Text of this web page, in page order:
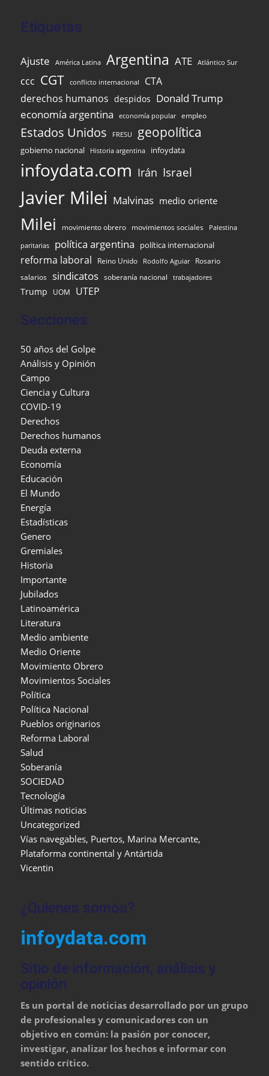
Etiquetas
Ajuste América Latina Argentina ATE Atlántico Sur
ccc CGT conflicto internacional
CTA
derechos humanos despidos Donald Trump
economía argentina
economía popular empleo
Estados Unidos FRESU geopolítica
gobierno nacional Historia argentina infoydata
infoydata.com Irán Israel
Javier Milei Malvinas medio oriente
Milei movimiento obrero movimientos sociales Palestina
paritarias política argentina política internacional
reforma laboral Reino Unido Rodolfo Aguiar Rosario
salarios sindicatos soberanía nacional trabajadores
Trump UOM UTEP
Secciones
50 años del Golpe
Análisis y Opinión
Campo
Ciencia y Cultura
COVID-19
Derechos
Derechos humanos
Deuda externa
Economía
Educación
El Mundo
Energía
Estadísticas
Genero
Gremiales
Historia
Importante
Jubilados
Latinoamérica
Literatura
Medio ambiente
Medio Oriente
Movimiento Obrero
Movimientos Sociales
Política
Política Nacional
Pueblos originarios
Reforma Laboral
Salud
Soberanía
SOCIEDAD
Tecnología
Últimas noticias
Uncategorized
Vías navegables, Puertos, Marina Mercante,
Plataforma continental y Antártida
Vicentin
¿Quienes somos?
infoydata.com
Sitio de información, análisis y
opinión
Es un portal de noticias desarrollado por un grupo
de profesionales y comunicadores con un
objetivo en común: la pasión por conocer,
investigar, analizar los hechos e informar con
sentido crítico.